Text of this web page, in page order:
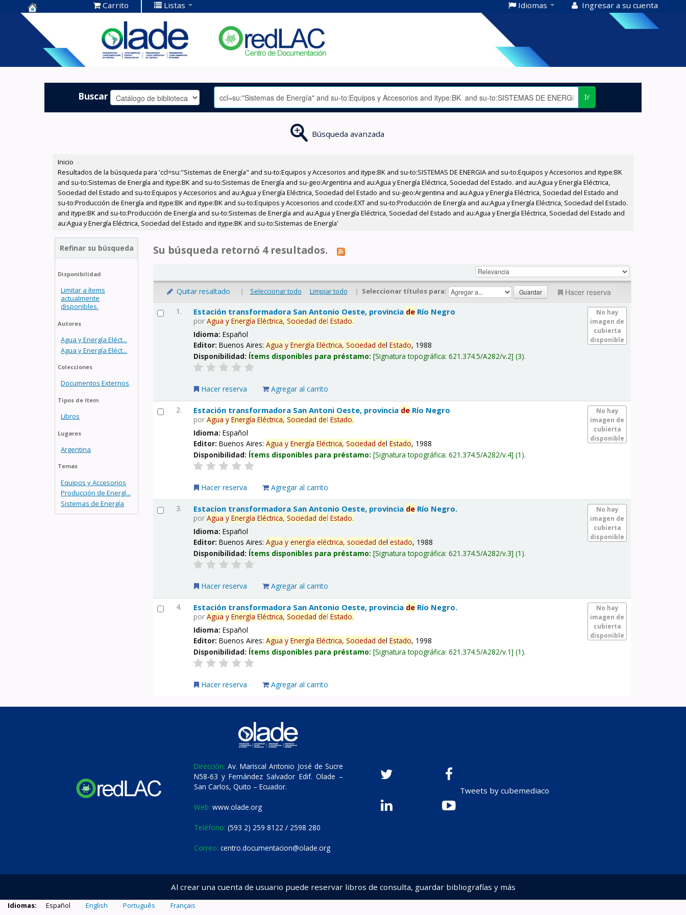
Centro de
Documentación
OLADE -
Carrito Listas Idiomas Ingresar a su cuenta
Buscar Ir
Búsqueda avanzada
Inicio ›
Resultados de la búsqueda para 'ccl=su:"Sistemas de Energía" and su-to:Equipos y Accesorios and itype:BK and su-to:SISTEMAS DE ENERGIA and su-to:Equipos y Accesorios and itype:BK
and su-to:Sistemas de Energía and itype:BK and su-to:Sistemas de Energía and su-geo:Argentina and au:Agua y Energía Eléctrica, Sociedad del Estado. and au:Agua y Energía Eléctrica,
Sociedad del Estado and su-to:Equipos y Accesorios and au:Agua y Energía Eléctrica, Sociedad del Estado and su-geo:Argentina and au:Agua y Energía Eléctrica, Sociedad del Estado and
su-to:Producción de Energía and itype:BK and itype:BK and su-to:Equipos y Accesorios and ccode:EXT and su-to:Producción de Energía and au:Agua y Energía Eléctrica, Sociedad del Estado.
and itype:BK and su-to:Producción de Energía and su-to:Sistemas de Energía and au:Agua y Energía Eléctrica, Sociedad del Estado and au:Agua y Energía Eléctrica, Sociedad del Estado and
au:Agua y Energía Eléctrica, Sociedad del Estado and itype:BK and su-to:Sistemas de Energía'
Refinar su búsqueda
Disponibilidad
Limitar a ítems
actualmente
disponibles.
Autores
Agua y Energía Eléct...
Agua y Energía Eléct...
Colecciones
Documentos Externos
Tipos de ítem
Libros
Lugares
Argentina
Temas
Equipos y Accesorios
Producción de Energí...
Sistemas de Energía
Su búsqueda retornó 4 resultados.
Quitar resaltado | Seleccionar todo Limpiar todo | Seleccionar títulos para: Hacer reserva
1.
No hay
imagen de
cubierta
disponible
Estación transformadora San Antonio Oeste, provincia de Río Negro
porAgua y Energía Eléctrica, Sociedad delEstado.
Idioma:Español
Editor:Buenos Aires:Agua y Energía Eléctrica, Sociedad delEstado, 1988
Disponibilidad: Ítems disponibles para préstamo: Signatura topográfica:621.374.5/A282/v.2 (3).
Hacer reserva Agregar al carrito
2.
No hay
imagen de
cubierta
disponible
Estación transformadora San Antoni Oeste, provincia de Río Negro
porAgua y Energía Eléctrica, Sociedad delEstado.
Idioma:Español
Editor:Buenos Aires:Agua y Energía Eléctrica, Sociedad delEstado, 1988
Disponibilidad: Ítems disponibles para préstamo: Signatura topográfica:621.374.5/A282/v.4 (1).
Hacer reserva Agregar al carrito
3.
No hay
imagen de
cubierta
disponible
Estacion transformadora San Antonio Oeste, provincia de Río Negro.
porAgua y Energía Eléctrica, Sociedad delEstado.
Idioma:Español
Editor:Buenos Aires:Agua y energía eléctrica, sociedad delestado, 1988
Disponibilidad: Ítems disponibles para préstamo: Signatura topográfica:621.374.5/A282/v.3 (1).
Hacer reserva Agregar al carrito
4.
No hay
imagen de
cubierta
disponible
Estación transformadora San Antonio Oeste, provincia de Río Negro.
porAgua y Energía Eléctrica, Sociedad delEstado.
Idioma:Español
Editor:Buenos Aires:Agua y Energía Eléctrica, Sociedad delEstado, 1998
Disponibilidad: Ítems disponibles para préstamo: Signatura topográfica:621.374.5/A282/v.1 (1).
Hacer reserva Agregar al carrito
Dirección: Av. Mariscal Antonio José de Sucre
N58-63 y Fernández Salvador Edif. Olade –
San Carlos, Quito – Ecuador.
Web: www.olade.org
Teléfono: (593 2) 259 8122 / 2598 280
Correo: centro.documentacion@olade.org
Tweets by cubemediaco
Al crear una cuenta de usuario puede reservar libros de consulta, guardar bibliografías y más
Idiomas: Español English Português Français